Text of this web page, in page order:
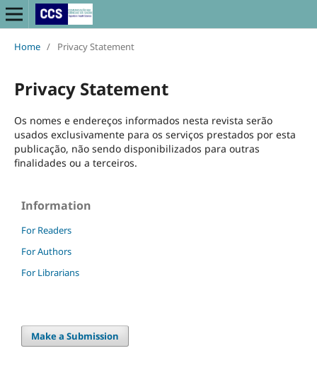
Home / Privacy Statement
Privacy Statement
Os nomes e endereços informados nesta revista serão
usados exclusivamente para os serviços prestados por esta
publicação, não sendo disponibilizados para outras
finalidades ou a terceiros.
Information
For Readers
For Authors
For Librarians
Make a Submission